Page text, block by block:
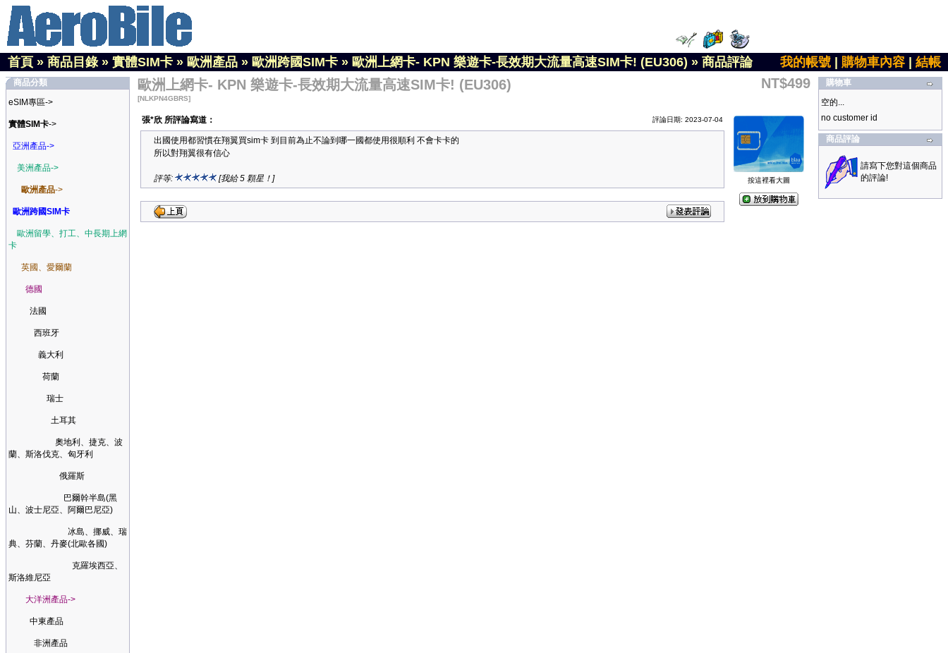
首頁 » 商品目錄» 實體SIM卡 » 歐洲產品 » 歐洲跨國SIM卡 » 歐洲上網卡- KPN 樂遊卡-長效期大流量高速SIM卡! (EU306) » 商品評論 我的帳號 購物車內容 結帳
商品分類
eSIM專區->
實體SIM卡->
亞洲產品->
美洲產品->
歐洲產品->
歐洲跨國SIM卡
歐洲留學、打工、中長期上網
卡
英國、愛爾蘭
德國
法國
西班牙
義大利
荷蘭
瑞士
土耳其
奧地利、捷克、波
蘭、斯洛伐克、匈牙利
俄羅斯
巴爾幹半島(黑
山、波士尼亞、阿爾巴尼亞)
冰島、挪威、瑞
典、芬蘭、丹麥(北歐各國)
克羅埃西亞、
斯洛維尼亞
大洋洲產品->
中東產品
非洲產品
歐洲上網卡- KPN 樂遊卡-長效期大流量高速SIM卡! (EU306)
[NLKPN4GBRS]
NT$499
張*欣 所評論寫道： 評論日期: 2023-07-04
出國使用都習慣在翔翼買sim卡 到目前為止不論到哪一國都使用很順利 不會卡卡的
所以對翔翼很有信心
評等: [我給 5 顆星！] 按這裡看大圖
購物車
空的...
no customer id
商品評論
請寫下您對這個商品
的評論!